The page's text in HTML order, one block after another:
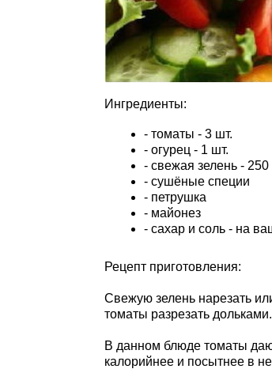
Ингредиенты:
- томаты - 3 шт.
- огурец - 1 шт.
- свежая зелень - 250
- сушёные специи
- петрушка
- майонез
- сахар и соль - на
Рецепт приготовления:
Свежую зелень нарезать
томаты разрезать
В данном блюде томаты
калорийнее и посытнее в